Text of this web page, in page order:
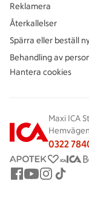
Reklamera
Återkallelser
Spärra eller beställ
Behandling av
Hantera cookies
Maxi ICA
0322